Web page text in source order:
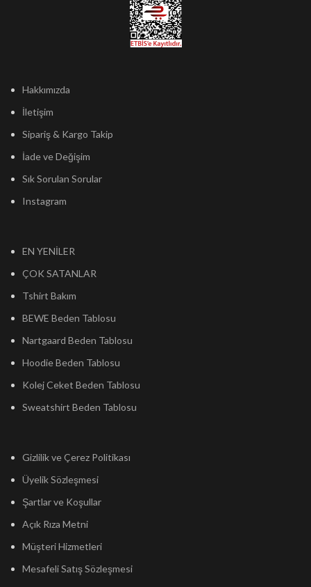
Hakkımızda
İletişim
Sipariş & Kargo Takip
İade ve Değişim
Sık Sorulan Sorular
Instagram
EN YENİLER
ÇOK SATANLAR
Tshirt Bakım
BEWE Beden Tablosu
Nartgaard Beden Tablosu
Hoodie Beden Tablosu
Kolej Ceket Beden Tablosu
Sweatshirt Beden Tablosu
Gizlilik ve Çerez Politikası
Üyelik Sözleşmesi
Şartlar ve Koşullar
Açık Rıza Metni
Müşteri Hizmetleri
Mesafeli Satış Sözleşmesi